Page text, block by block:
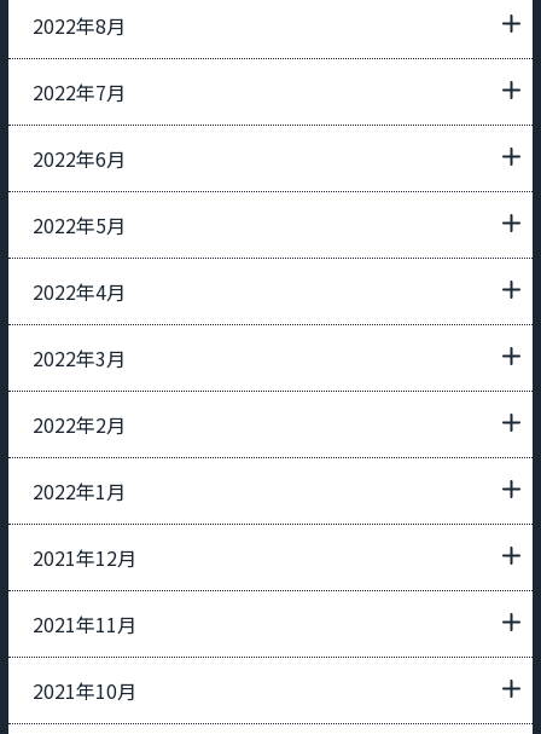
2022年8月
2022年7月
2022年6月
2022年5月
2022年4月
2022年3月
2022年2月
2022年1月
2021年12月
2021年11月
2021年10月